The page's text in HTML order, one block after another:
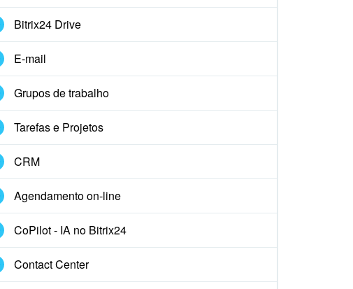
Bitrix24 Drive
E-mail
Grupos de trabalho
Tarefas e Projetos
CRM
Agendamento on-line
CoPilot - IA no Bitrix24
Contact Center